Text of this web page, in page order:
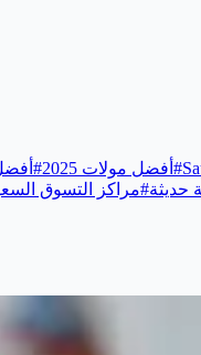
# أفضل مولات 2025 #
حديثة#مراكز التسوق